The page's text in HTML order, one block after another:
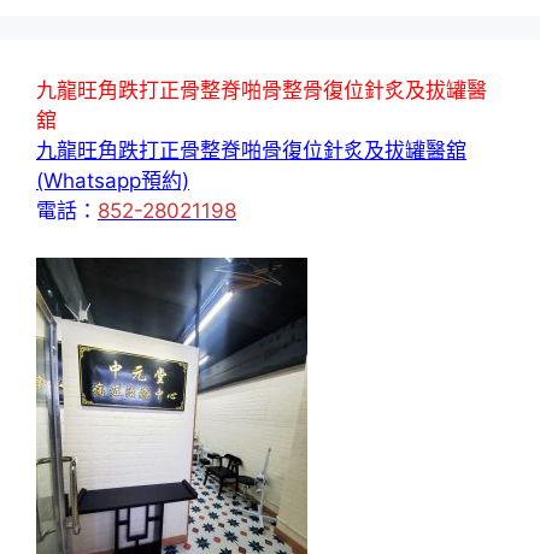
九龍旺角跌打正骨整脊啪骨整骨復位針炙及拔罐醫
舘
九龍旺角跌打正骨整脊啪骨復位針炙及拔罐醫舘
(Whatsapp預約)
電話： 852-28021198